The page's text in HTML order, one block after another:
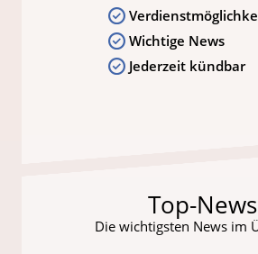
Wichtige News
Jederzeit kündbar
Top-News
Die wichtigsten News im